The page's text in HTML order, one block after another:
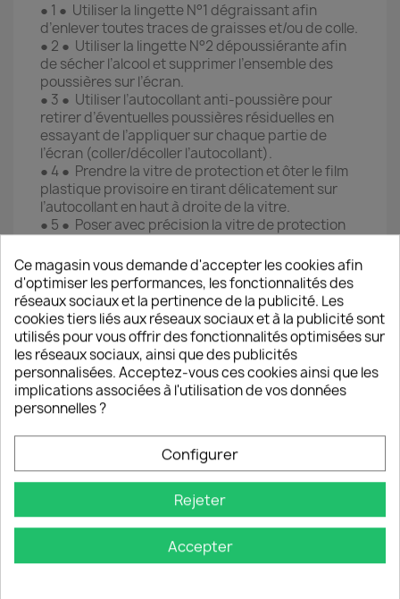
● 1 ● Utiliser la lingette N°1 dégraissant afin
d’enlever toutes traces de graisses et/ou de colle.
● 2 ● Utiliser la lingette N°2 dépoussiérante afin
de sécher l’alcool et supprimer l’ensemble des
poussières sur l’écran.
● 3 ● Utiliser l’autocollant anti-poussière pour
retirer d’éventuelles poussières résiduelles en
essayant de l’appliquer sur chaque partie de
l’écran (coller/décoller l’autocollant).
● 4 ● Prendre la vitre de protection et ôter le film
plastique provisoire en tirant délicatement sur
l’autocollant en haut à droite de la vitre.
● 5 ● Poser avec précision la vitre de protection
bords du téléphone (à réaliser juste après avoir
ôter le film pour éviter tout dépôt de poussière
sur la couche de silicone).
● 6 ● Effectuer des pressions du centre vers les
bords pour chasser progressivement les
éventuelles bulles d'air.
ℹ️ Si la vitre est mal placée ou si une
tache/poussière résistante provoque une bulle
d’air il est possible de la décoller pour la replacer
immédiatement en veillant à ne pas laisser de
poussière se poser.
Ce magasin vous demande d'accepter les cookies afin
d'optimiser les performances, les fonctionnalités des
réseaux sociaux et la pertinence de la publicité. Les
cookies tiers liés aux réseaux sociaux et à la publicité sont
utilisés pour vous offrir des fonctionnalités optimisées sur
les réseaux sociaux, ainsi que des publicités
personnalisées. Acceptez-vous ces cookies ainsi que les
implications associées à l'utilisation de vos données
personnelles ?
Configurer
Rejeter
Accepter